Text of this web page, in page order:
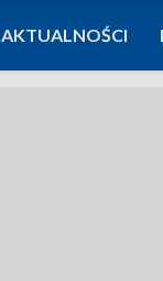
AKTUALNOŚCI